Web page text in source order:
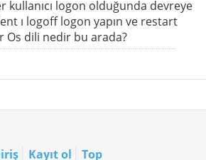
kullanıcı logon olduğunda devreye
ı logoff logon yapın ve restart
Os dili nedir bu arada?
Kayıt ol Top